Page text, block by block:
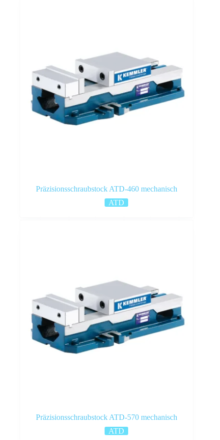
Präzisionsschraubstock ATD-460 mechanisch
ATD
Präzisionsschraubstock ATD-570 mechanisch
ATD